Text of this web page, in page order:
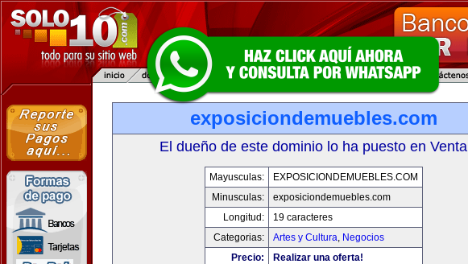
exposiciondemuebles.com
El dueño de este dominio lo ha puesto en Venta
Mayusculas:
EXPOSICIONDEMUEBLES.COM
Minusculas:
exposiciondemuebles.com
Longitud:
19 caracteres
Categorias:
Artes y Cultura, Negocios
Precio:
Realizar una oferta!